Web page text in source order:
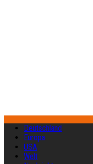
Deutschland
Europa
USA
Welt